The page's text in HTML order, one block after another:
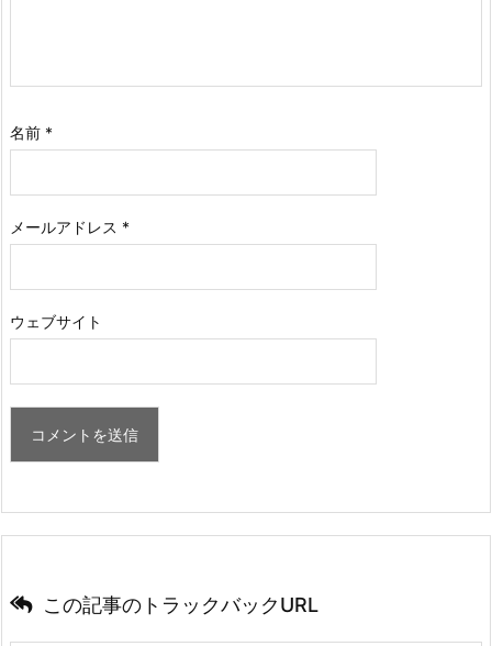
名前 *
メールアドレス *
ウェブサイト
この記事のトラックバックURL